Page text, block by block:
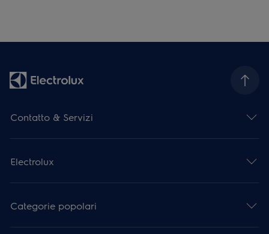
Contatto & Servizi
Electrolux
Categorie popolari